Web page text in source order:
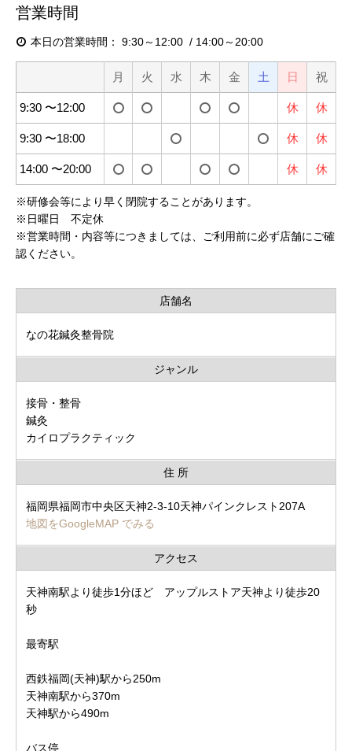
営業時間
本日の営業時間： 9:30～12:00 14:00～20:00
月 火 水 木 金 土 日 祝
9:30 〜12:00 休 休
9:30 〜18:00 休 休
14:00 〜20:00 休 休
※研修会等により早く閉院することがあります。
※ 日曜日 不定休
※営業時間・内容等につきましては、ご利用前に必ず店舗にご確
認ください。
店舗名
なの花鍼灸整骨院
ジャンル
接骨・整骨
鍼灸
カイロプラクティック
住 所
福岡県福岡市中央区天神2-3-10天神パインクレスト207A
地図をGoogleMAP でみる
アクセス
天神南駅より徒歩1分ほど アップルストア天神より徒歩20
秒
最寄駅
西鉄福岡(天神)駅から250m
天神南駅から370m
天神駅から490m
バス停